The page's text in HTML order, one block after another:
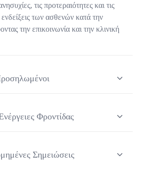
τις προτεραιότητες και τις
των ασθενών κατά την
την επικοινωνία και την κλινική
καθ' όλη τη διάρκεια της
Φροντίδας
Σημειώσεις